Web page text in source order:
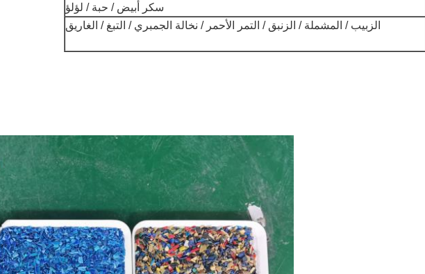
سكر أبيض / حبة / لؤلؤ
الزبيب / المشملة / الزنبق / التمر الأحمر / نخالة الجمبري / التبغ / الغاريق